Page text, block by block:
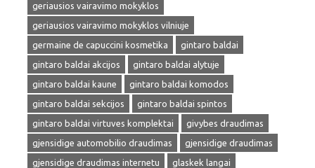
geriausios vairavimo mokyklos
geriausios vairavimo mokyklos vilniuje
germaine de capuccini kosmetika
gintaro baldai
gintaro baldai akcijos
gintaro baldai alytuje
gintaro baldai kaune
gintaro baldai komodos
gintaro baldai sekcijos
gintaro baldai spintos
gintaro baldai virtuves komplektai
givybes draudimas
gjensidige automobilio draudimas
gjensidige draudimas
gjensidige draudimas internetu
glaskek langai